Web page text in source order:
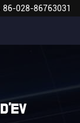
86-028-86763031